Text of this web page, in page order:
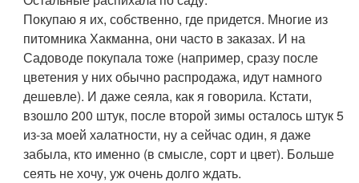
Покупаю я их, собственно, где придется. Многие из
питомника Хакманна, они часто в заказах. И на
Садоводе покупала тоже (например, сразу после
цветения у них обычно распродажа, идут намного
дешевле). И даже сеяла, как я говорила. Кстати,
взошло 200 штук, после второй зимы осталось штук 5
из-за моей халатности, ну а сейчас один, я даже
забыла, кто именно (в смысле, сорт и цвет). Больше
сеять не хочу, уж очень долго ждать.